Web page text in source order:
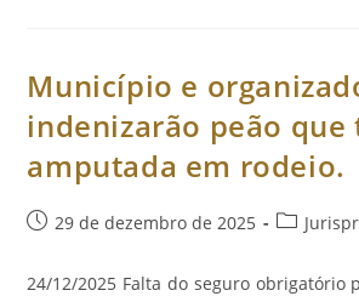
De
Criança.
Município e
indenizarão peão que
amputada em rodeio.
Post29 de dezembro de 2025
Categoria
post:
24/12/2025 Falta do seguro obrigatório